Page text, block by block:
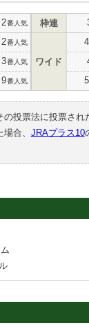
2番人気
2番人気
3番人気
9番人気
枠連
ワイド
投票法に投票され
合、 JRAプラス10